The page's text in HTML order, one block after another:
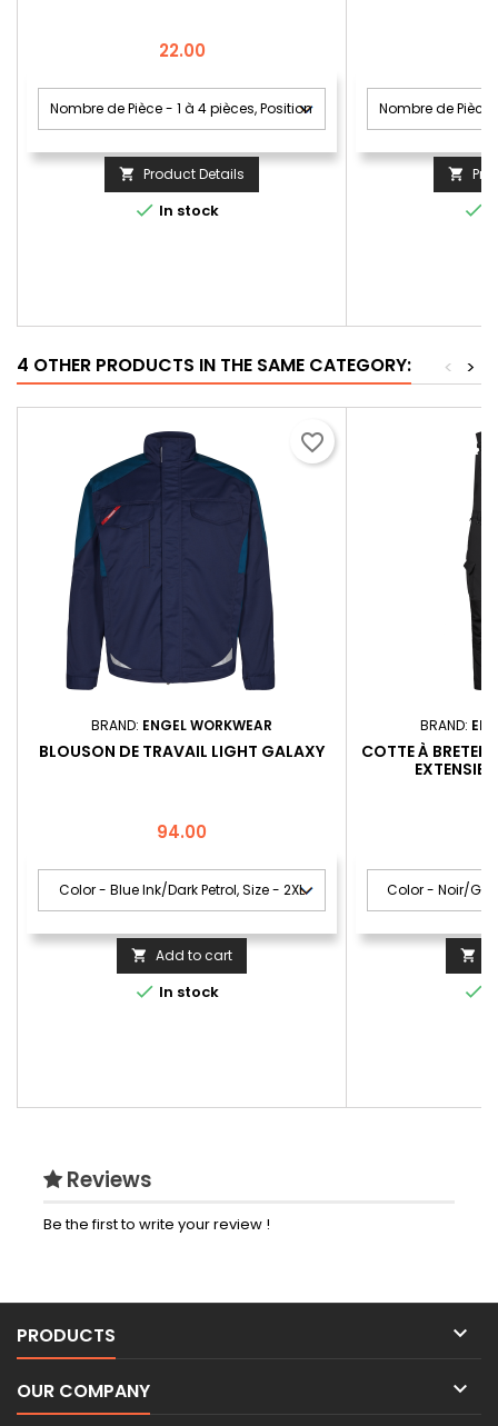
Price
22.00
 Product Details
 In stock


4 OTHER PRODUCTS IN THE SAME CATEGORY: >
<
BRAND: ENGEL WORKWEAR
BLOUSON DE TRAVAIL LIGHT GALAXY
Price
94.00
 Add to cart
 In stock
favorite_border
BRAND:
COTTE À


Reviews
Be the first to write your review !
PRODUCTS 
OUR COMPANY 